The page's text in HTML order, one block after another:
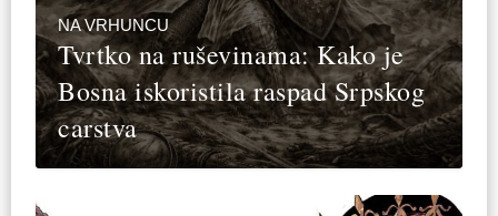
NA VRHUNCU
Tvrtko na ruševinama: Kako je
Bosna iskoristila raspad Srpskog
carstva